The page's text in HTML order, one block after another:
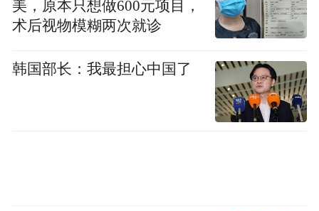
美，原本只想做600元项目，
术后视物模糊两次就诊
韩国部长：我最担心中国了